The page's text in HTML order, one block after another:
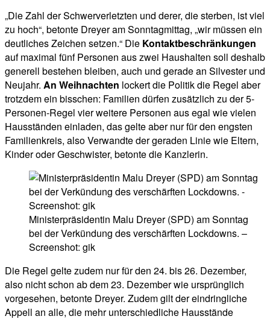
„Die Zahl der Schwerverletzten und derer, die sterben, ist viel
zu hoch“, betonte Dreyer am Sonntagmittag, „wir müssen ein
deutliches Zeichen setzen.“ Die Kontaktbeschränkungen
auf maximal fünf Personen aus zwei Haushalten soll deshalb
generell bestehen bleiben, auch und gerade an Silvester und
Neujahr. An Weihnachten lockert die Politik die Regel aber
trotzdem ein bisschen: Familien dürfen zusätzlich zu der 5-
Personen-Regel vier weitere Personen aus egal wie vielen
Hausständen einladen, das gelte aber nur für den engsten
Familienkreis, also Verwandte der geraden Linie wie Eltern,
Kinder oder Geschwister, betonte die Kanzlerin.
Ministerpräsidentin Malu Dreyer (SPD) am Sonntag
bei der Verkündung des verschärften Lockdowns. –
Screenshot: gik
Die Regel gelte zudem nur für den 24. bis 26. Dezember,
also nicht schon ab dem 23. Dezember wie ursprünglich
vorgesehen, betonte Dreyer. Zudem gilt der eindringliche
Appell an alle, die mehr unterschiedliche Hausstände